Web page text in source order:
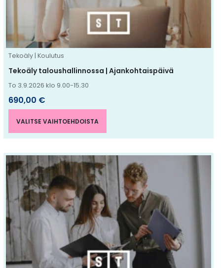
Tekoäly | Koulutus
Tekoäly taloushallinnossa | Ajankohtaispäivä
To 3.9.2026 klo 9.00-15.30
690,00 €
VALITSE VAIHTOEHDOISTA
tehdä
valinnat
tuotteen
sivulla.
Tällä
tuotteella
on
useampi
muunnelma.
Voit
tehdä
valinnat